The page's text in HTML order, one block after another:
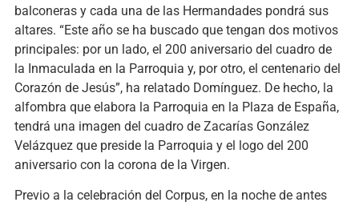
balconeras y cada una de las Hermandades pondrá sus
altares. “Este año se ha buscado que tengan dos motivos
principales: por un lado, el 200 aniversario del cuadro de
la Inmaculada en la Parroquia y, por otro, el centenario del
Corazón de Jesús”, ha relatado Domínguez. De hecho, la
alfombra que elabora la Parroquia en la Plaza de España,
tendrá una imagen del cuadro de Zacarías González
Velázquez que preside la Parroquia y el logo del 200
aniversario con la corona de la Virgen.
Previo a la celebración del Corpus, en la noche de antes